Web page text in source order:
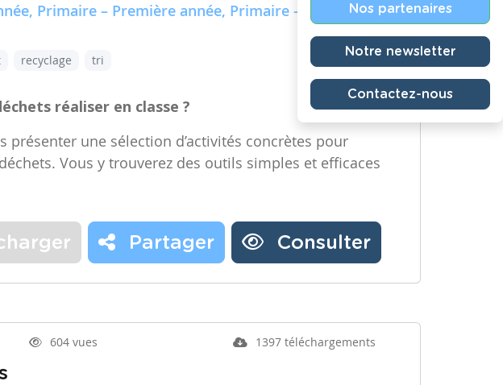
Primaire – Première année, Primaire – Deuxième
recyclage tri
réaliser en classe ?
présenter une sélection d’activités concrètes pour
Vous y trouverez des outils simples et efficaces
Partager Consulter
604 vues 1397 téléchargements
Nos partenaires
Notre newsletter
Contactez-nous